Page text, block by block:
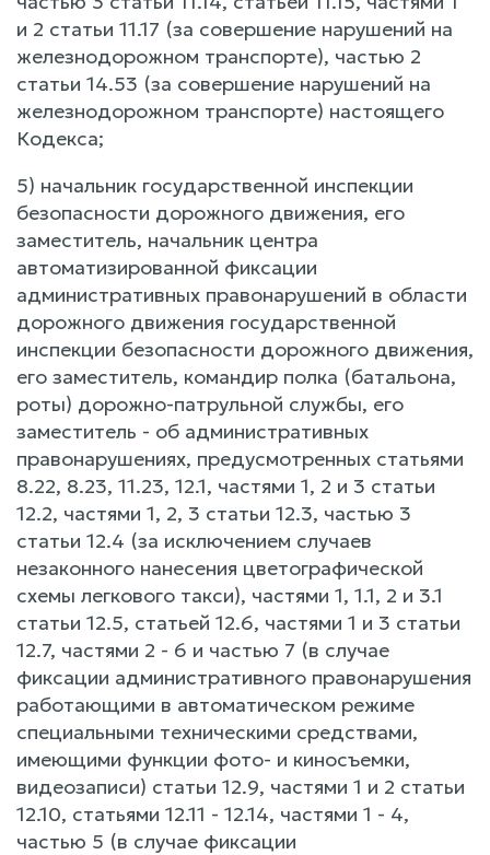
и 2 статьи 11.17 (за совершение нарушений на
железнодорожном транспорте), частью 2
статьи 14.53 (за совершение нарушений на
железнодорожном транспорте) настоящего
Кодекса;
5) начальник государственной инспекции
безопасности дорожного движения, его
заместитель, начальник центра
автоматизированной фиксации
административных правонарушений в области
дорожного движения государственной
инспекции безопасности дорожного движения,
его заместитель, командир полка (батальона,
роты) дорожно-патрульной службы, его
заместитель - об административных
правонарушениях, предусмотренных статьями
8.22, 8.23, 11.23, 12.1, частями 1, 2 и 3 статьи
12.2, частями 1, 2, 3 статьи 12.3, частью 3
статьи 12.4 (за исключением случаев
незаконного нанесения цветографической
схемы легкового такси), частями 1, 1.1, 2 и 3.1
статьи 12.5, статьей 12.6, частями 1 и 3 статьи
12.7, частями 2 - 6 и частью 7 (в случае
фиксации административного правонарушения
работающими в автоматическом режиме
специальными техническими средствами,
имеющими функции фото- и киносъемки,
видеозаписи) статьи 12.9, частями 1 и 2 статьи
12.10, статьями 12.11 - 12.14, частями 1 - 4,
частью 5 (в случае фиксации